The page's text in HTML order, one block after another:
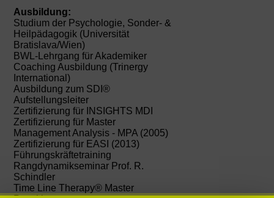
Ausbildung:
Studium der Psychologie, Sonder- &
Heilpädagogik (Universität
Bratislava/Wien)
BWL-Lehrgang für Akademiker
Coaching Ausbildung (Trinergy
International)
Ausbildung zum SDI®
Aufstellungsleiter
Zertifizierung für INSIGHTS MDI
Zertifizierung für Master
Management Analysis - MPA (2005)
Zertifizierung für EASI (2013)
Führungskräftetraining
Rangdynamikseminar Prof. R.
Schindler
Time Line Therapy® Master